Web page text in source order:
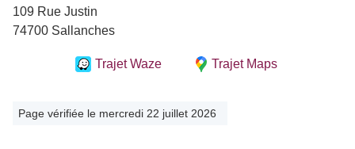
109 Rue Justin
74700 Sallanches
Trajet Waze Trajet Maps
Page vérifiée le mercredi 22 juillet 2026